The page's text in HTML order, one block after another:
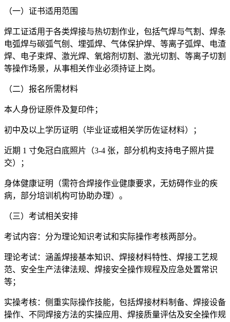
（一）证书适用范围
焊工证适用于各类焊接与热切割作业，包括气焊与气割、焊条
电弧焊与碳弧气刨、埋弧焊、气体保护焊、等离子弧焊、电渣
焊、电子束焊、激光焊、氧熔剂切割、激光切割、等离子切割
等操作场景，从事相关作业必须持证上岗。
（二）报名所需材料
本人身份证原件及复印件；
初中及以上学历证明（毕业证或相关学历佐证材料）；
近期 1 寸免冠白底照片（3-4 张，部分机构支持电子照片提
交）；
身体健康证明（需符合焊接作业健康要求，无妨碍作业的疾
病，部分培训机构可协助办理）。
（三）考试相关安排
考试内容：分为理论知识考试和实际操作考核两部分。
理论考试：涵盖焊接基本知识、焊接材料特性、焊接工艺规
范、安全生产法律法规、焊接安全操作规程及应急处置常识
等；
实操考核：侧重实际操作技能，包括焊接材料制备、焊接设备
操作、不同焊接方法的实操应用、焊接质量评估及安全操作规